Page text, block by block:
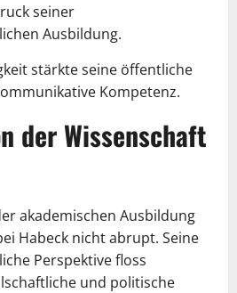
seiner
Ausbildung.
stärkte seine öffentliche
Kompetenz.
der Wissenschaft
akademischen Ausbildung
Habeck nicht abrupt. Seine
Perspektive floss
und politische